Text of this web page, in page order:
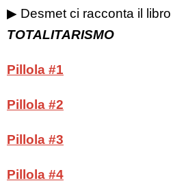
▶︎ Desmet ci racconta il libro
TOTALITARISMO
Pillola #1
Pillola #2
Pillola #3
Pillola #4